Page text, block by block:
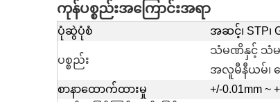
ကုန်ပစ္စည်းအကြောင်းအရာ
ပုံဆွဲပုံစံ အဆင့်၊ STP၊
ပစ္စည်း
သံမဏိနှင့် သံမဏိ-
အလူမီနီယမ်၊ ကြ
စာနာထောက်ထားမှု
+/-0.01mm ~